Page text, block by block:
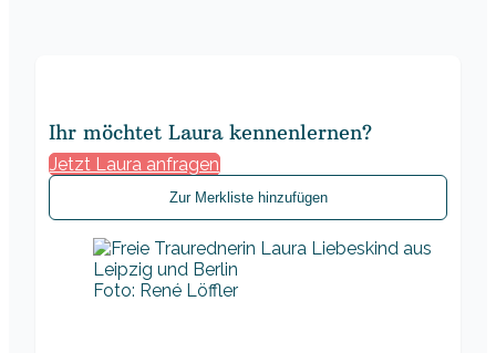
Ihr möchtet Laura kennenlernen?
Jetzt Laura anfragen
Zur Merkliste hinzufügen
Foto: René Löffler